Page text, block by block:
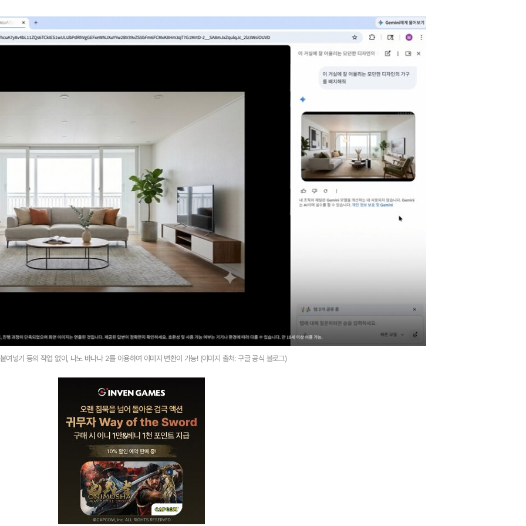
여넣기 등의 작업 없이, 나노 바나나 2를 이용하여 이미지 변환이 가능! (이미지 출처: 구글 공식 블로그)